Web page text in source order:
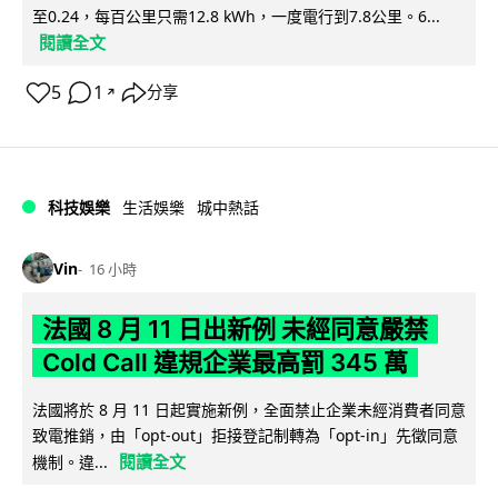
至0.24，每百公里只需12.8 kWh，一度電行到7.8公里。6...
閱讀全文
5 1 ↗ 分享
科技娛樂 生活娛樂 城中熱話
Vin 16 小時
法國 8 月 11 日出新例 未經同意嚴禁
Cold Call 違規企業最高罰 345 萬
法國將於 8 月 11 日起實施新例，全面禁止企業未經消費者同意
致電推銷，由「opt-out」拒接登記制轉為「opt-in」先徵同意
機制。違...
閱讀全文